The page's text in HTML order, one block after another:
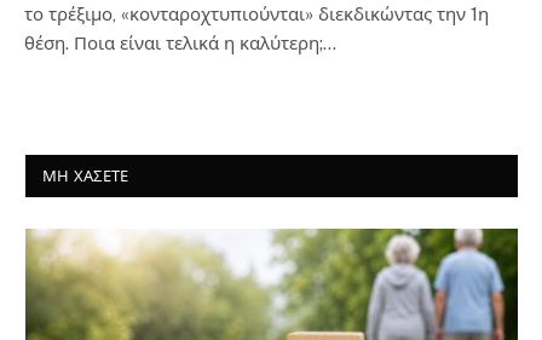
το τρέξιμο, «κονταροχτυπιούνται» διεκδικώντας την 1η
θέση. Ποια είναι τελικά η καλύτερη;…
ΜΗ ΧΑΣΕΤΕ